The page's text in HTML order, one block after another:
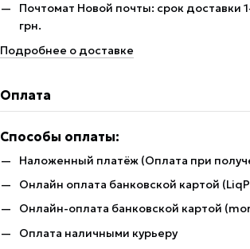
Почтомат Новой почты: срок доставки
грн.
Подробнее о доставке
Оплата
Способы оплаты:
Наложенный платёж (Оплата при
Онлайн оплата банковской картой
Онлайн-оплата банковской картой
Оплата наличными курьеру